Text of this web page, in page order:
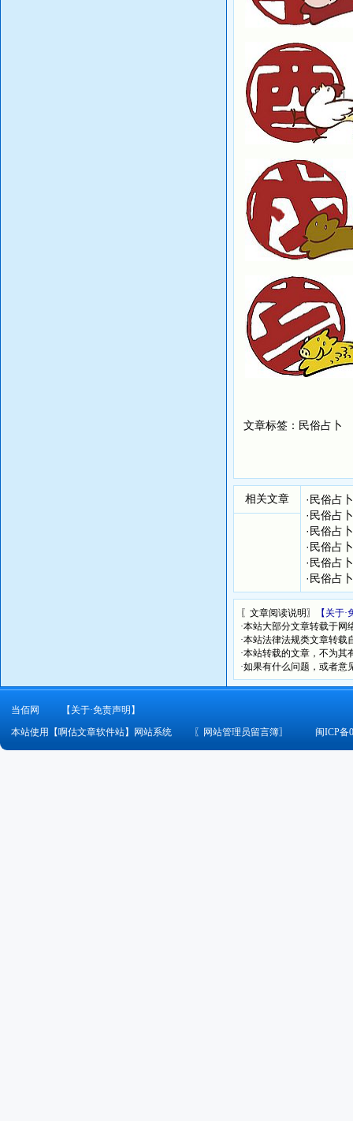
文章标签： 民俗占卜
相关文章 · 民俗占
· 民俗占
· 民俗占
· 民俗占
· 民俗占
· 民俗占
〖文章阅读说明〗
【关于
·本站大部分文章转载于
·本站法律法规类文章转
·本站转载的文章，不为
·如果有什么问题，或者意
当佰网
【关于·免责声明】
本站使用【啊估文章软件站】网站系统
〖 网站管理员留言簿〗 闽ICP备